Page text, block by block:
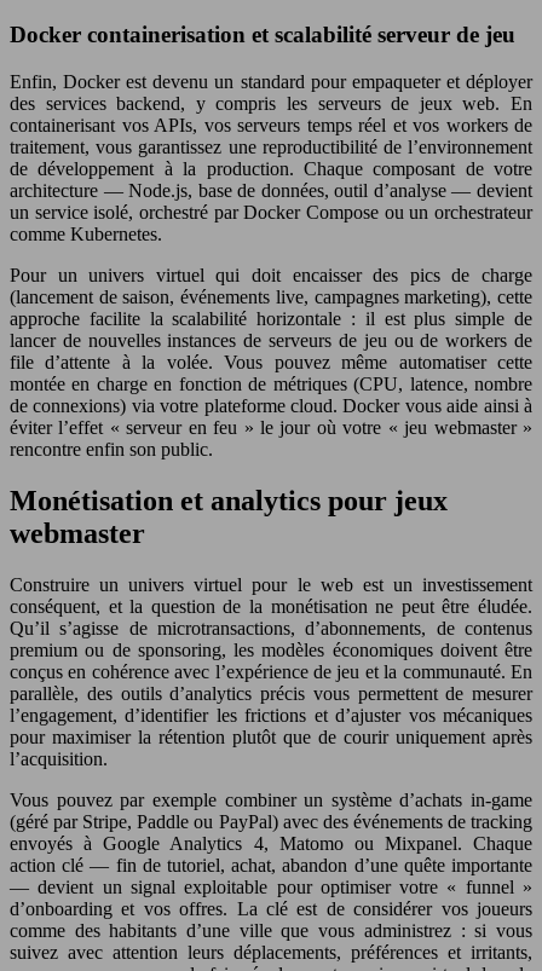
Docker containerisation et scalabilité serveur de jeu
Enfin, Docker est devenu un standard pour empaqueter et déployer
des services backend, y compris les serveurs de jeux web. En
containerisant vos APIs, vos serveurs temps réel et vos workers de
traitement, vous garantissez une reproductibilité de l’environnement
de développement à la production. Chaque composant de votre
architecture — Node.js, base de données, outil d’analyse — devient
un service isolé, orchestré par Docker Compose ou un orchestrateur
comme Kubernetes.
Pour un univers virtuel qui doit encaisser des pics de charge
(lancement de saison, événements live, campagnes marketing), cette
approche facilite la scalabilité horizontale : il est plus simple de
lancer de nouvelles instances de serveurs de jeu ou de workers de
file d’attente à la volée. Vous pouvez même automatiser cette
montée en charge en fonction de métriques (CPU, latence, nombre
de connexions) via votre plateforme cloud. Docker vous aide ainsi à
éviter l’effet « serveur en feu » le jour où votre « jeu webmaster »
rencontre enfin son public.
Monétisation et analytics pour jeux
webmaster
Construire un univers virtuel pour le web est un investissement
conséquent, et la question de la monétisation ne peut être éludée.
Qu’il s’agisse de microtransactions, d’abonnements, de contenus
premium ou de sponsoring, les modèles économiques doivent être
conçus en cohérence avec l’expérience de jeu et la communauté. En
parallèle, des outils d’analytics précis vous permettent de mesurer
l’engagement, d’identifier les frictions et d’ajuster vos mécaniques
pour maximiser la rétention plutôt que de courir uniquement après
l’acquisition.
Vous pouvez par exemple combiner un système d’achats in-game
(géré par Stripe, Paddle ou PayPal) avec des événements de tracking
envoyés à Google Analytics 4, Matomo ou Mixpanel. Chaque
action clé — fin de tutoriel, achat, abandon d’une quête importante
— devient un signal exploitable pour optimiser votre « funnel »
d’onboarding et vos offres. La clé est de considérer vos joueurs
comme des habitants d’une ville que vous administrez : si vous
suivez avec attention leurs déplacements, préférences et irritants,